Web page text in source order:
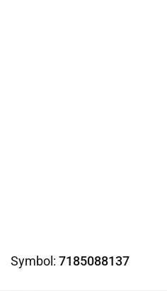
Symbol: 7185088137